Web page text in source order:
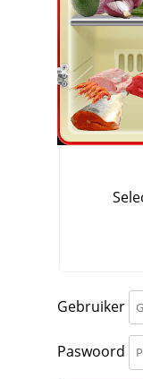
Gebruiker
Paswoord